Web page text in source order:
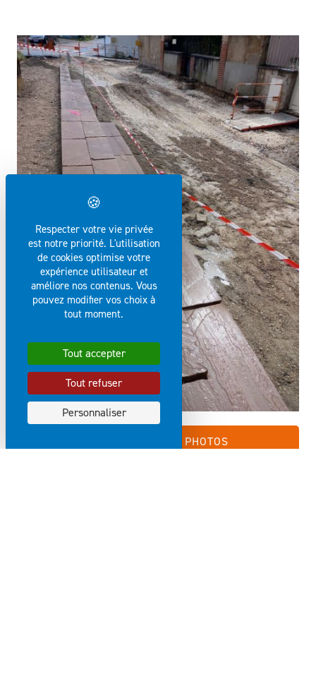
VOIR LA GALERIE PHOTOS
Respecter votre vie privée
est notre priorité. L'utilisation
de cookies optimise votre
expérience utilisateur et
améliore nos contenus. Vous
pouvez modifier vos choix à
tout moment.
Tout accepter
Tout refuser
Personnaliser